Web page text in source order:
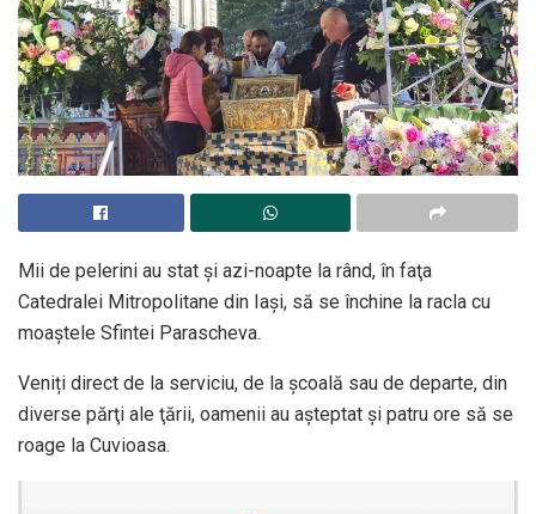
Mii de pelerini au stat şi azi-noapte la rând, în faţa
Catedralei Mitropolitane din Iaşi, să se închine la racla cu
moaştele Sfintei Parascheva.
Veniți direct de la serviciu, de la şcoală sau de departe, din
diverse părţi ale ţării, oamenii au aşteptat şi patru ore să se
roage la Cuvioasa.